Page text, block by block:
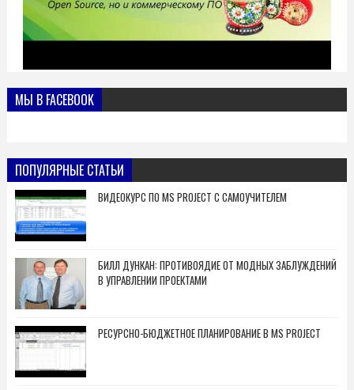
МЫ В FACEBOOK
ПОПУЛЯРНЫЕ СТАТЬИ
ВИДЕОКУРС ПО MS PROJECT С САМОУЧИТЕЛЕМ
БИЛЛ ДУНКАН: ПРОТИВОЯДИЕ ОТ МОДНЫХ ЗАБЛУЖДЕНИЙ
В УПРАВЛЕНИИ ПРОЕКТАМИ
РЕСУРСНО-БЮДЖЕТНОЕ ПЛАНИРОВАНИЕ В MS PROJECT